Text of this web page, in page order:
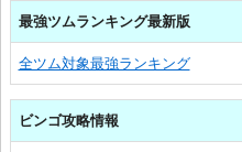
最強ツムランキング最新版
全ツム対象最強ランキング
ビンゴ攻略情報